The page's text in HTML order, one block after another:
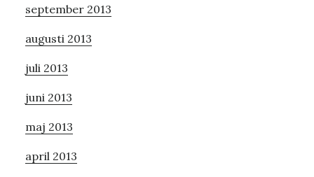
september 2013
augusti 2013
juli 2013
juni 2013
maj 2013
april 2013